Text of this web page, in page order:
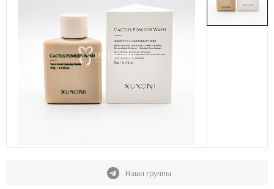
Наши группы